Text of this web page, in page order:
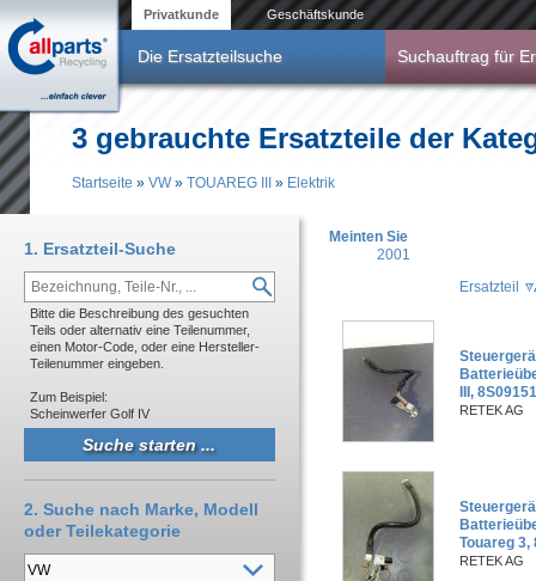
Privatkunde Geschäftskunde
Die Ersatzteilsuche Suchauftrag für
3 gebrauchte Ersatzteile der
Startseite » VW» TOUAREG III » Elektrik
Meinten Sie
2001
Ersatzteil
III,
RETEK AG
Touareg 3,
RETEK AG
1. Ersatzteil-Suche
Bitte die Beschreibung des gesuchten
Teils oder alternativ eine Teilenummer,
einen Motor-Code, oder eine Hersteller-
Teilenummer eingeben.
Zum Beispiel:
Scheinwerfer Golf IV
2. Suche nach Marke, Modell
oder Teilekategorie